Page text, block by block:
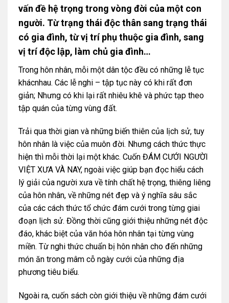
vấn đề hệ trọng trong vòng đời của một con
người. Từ trạng thái độc thân sang trạng thái
có gia đình, từ vị trí phụ thuộc gia đình, sang
vị trí độc lập, làm chủ gia đình…
Trong hôn nhân, mỗi một dân tộc đều có những lễ tục
khácnhau. Các lễ nghi – tập tục này có khi rất đơn
giản; Nhưng có khi lại rất nhiêu khê và phức tạp theo
tập quán của từng vùng đất.
Trải qua thời gian và những biến thiên của lịch sử, tuy
hôn nhân là việc của muôn đời. Nhưng cách thức thực
hiện thì mỗi thời lại một khác. Cuốn ĐÁM CƯỚI NGƯỜI
VIỆT XƯA VÀ NAY, ngoài việc giúp bạn đọc hiểu cách
lý giải của người xưa về tính chất hệ trọng, thiêng liêng
của hôn nhân, về những nét đẹp và ý nghĩa sâu sắc
của các cách thức tổ chức đám cưới trong từng giai
đoạn lịch sử. Đồng thời cũng giới thiệu những nét độc
đáo, khác biệt của văn hóa hôn nhân tại từng vùng
miền. Từ nghi thức chuẩn bị hôn nhân cho đến những
món ăn trong mâm cỗ ngày cưới của những địa
phương tiêu biểu.
Ngoài ra, cuốn sách còn giới thiệu về những đám cưới